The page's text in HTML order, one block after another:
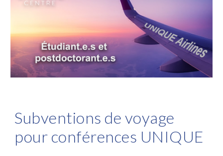
Subventions de voyage
pour conférences UNIQUE